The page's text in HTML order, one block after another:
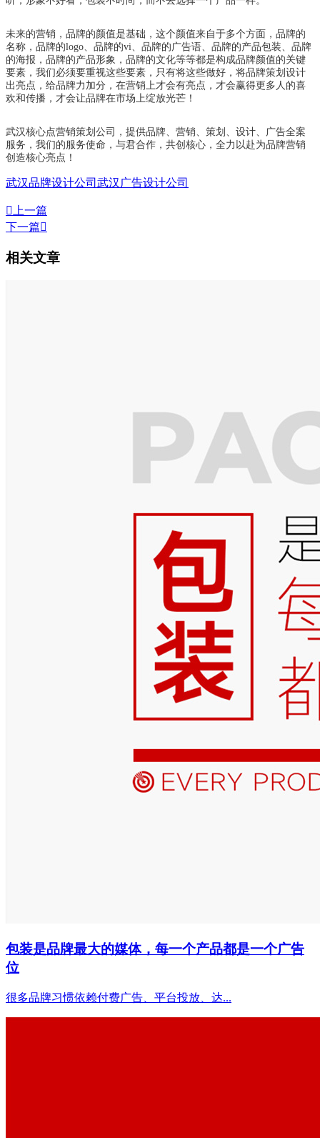
未来的营销，品牌的颜值是基础，这个颜值来自于多个方面，品牌的
名称，品牌的logo、品牌的vi、品牌的广告语、品牌的产品包装、品牌
的海报，品牌的产品形象，品牌的文化等等都是构成品牌颜值的关键
要素，我们必须要重视这些要素，只有将这些做好，将品牌策划设计
出亮点，给品牌力加分，在营销上才会有亮点，才会赢得更多人的喜
欢和传播，才会让品牌在市场上绽放光芒！
武汉核心点营销策划公司，提供品牌、营销、策划、设计、广告全案
服务，我们的服务使命，与君合作，共创核心，全力以赴为品牌营销
创造核心亮点！
武汉品牌设计公司 武汉广告设计公司
 上一篇
下一篇
相关文章
包装是品牌最大的媒体，每一个产品都是一个广告
位
很多品牌习惯依赖付费广告、平台投放、达...